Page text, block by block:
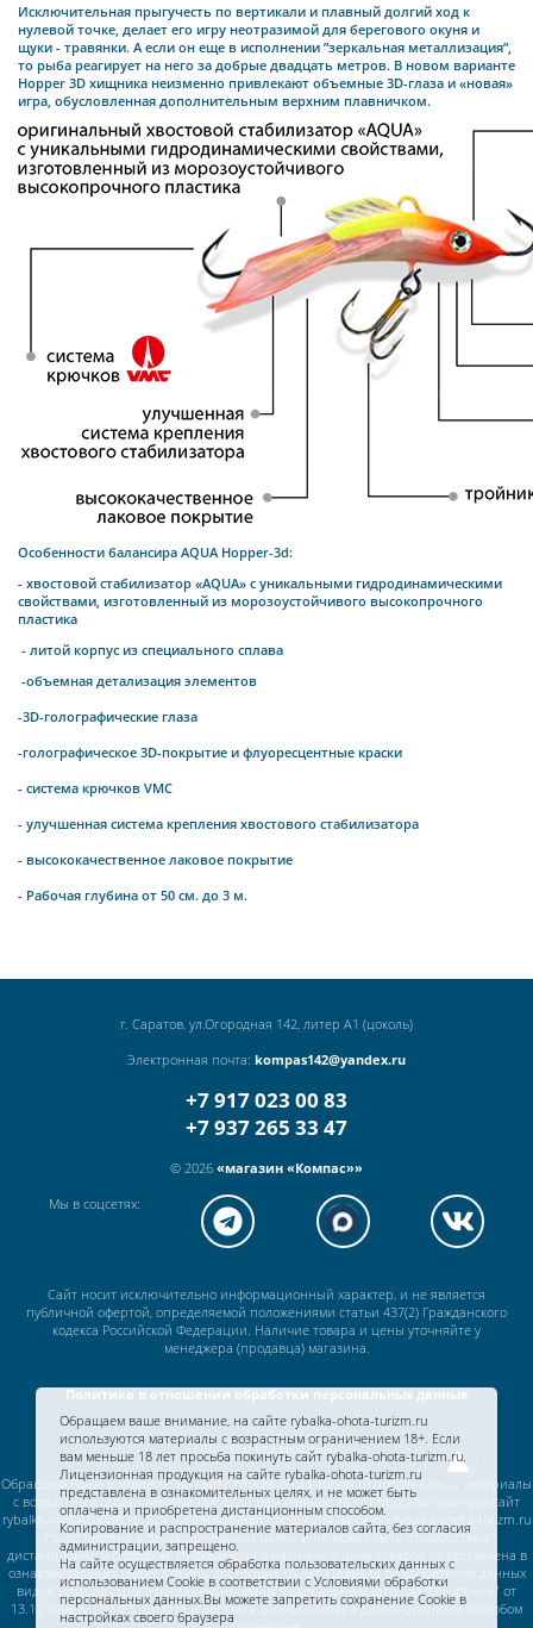
Исключительная прыгучесть по вертикали и плавный долгий ход к
нулевой точке, делает его игру неотразимой для берегового окуня и
щуки - травянки. А если он еще в исполнении ”зеркальная металлизация”,
то рыба реагирует на него за добрые двадцать метров. В новом варианте
Hopper 3D хищника неизменно привлекают объемные 3D-глаза и «новая»
игра, обусловленная дополнительным верхним плавничком.
Особенности балансира AQUA Hopper-3d:
- хвостовой стабилизатор «AQUA» с уникальными гидродинамическими
свойствами, изготовленный из морозоустойчивого высокопрочного
пластика
- литой корпус из специального сплава
-объемная детализация элементов
-3D-голографические глаза
-голографическое 3D-покрытие и флуоресцентные краски
- система крючков VMC
- улучшенная система крепления хвостового стабилизатора
- высококачественное лаковое покрытие
- Рабочая глубина от 50 см. до 3 м.
г. Саратов, ул.Огородная 142, литер А1 (цоколь)
Электронная почта: kompas142@yandex.ru
+7 917 023 00 83
+7 937 265 33 47
© 2026 «магазин «Компас»»
Мы в соцсетях:
Сайт носит исключительно информационный характер, и не является
публичной офертой, определяемой положениями статьи 437(2) Гражданского
кодекса Российской Федерации. Наличие товара и цены уточняйте у
менеджера (продавца) магазина.
Политика в отношении обработки персональных данных
Работаем без выходных
Обращаем Ваше внимание, на сайте rybalka-ohota-turizm.ru используются материалы
с возрастным ограничением 18+. Если Вам меньше 18 лет просьба покинуть сайт
rybalka-ohota-turizm.ru. Вся лицензионная продукция на сайте rybalka-ohota-turizm.ru
представлена в ознакомительных целях, и не может быть приобретена
дистанционным способом. Информация о наличии и цене товаров представлена в
ознакомительных целях для лиц достигших 18 лет. Правила приобретения данных
видов товаров строго регламентированы Федеральным законом "Об оружии" от
13.12.1996 N 150-ФЗ. Оплата и доставка данного товара дистанционным способом
Обращаем ваше внимание, на сайте rybalka-ohota-turizm.ru
используются материалы с возрастным ограничением 18+. Если
вам меньше 18 лет просьба покинуть сайт rybalka-ohota-turizm.ru.
Лицензионная продукция на сайте rybalka-ohota-turizm.ru
представлена в ознакомительных целях, и не может быть
оплачена и приобретена дистанционным способом.
Копирование и распространение материалов сайта, без согласия
администрации, запрещено.
На сайте осуществляется обработка пользовательских данных с
использованием Cookie в соответствии c Условиями обработки
персональных данных.Вы можете запретить сохранение Cookie в
настройках своего браузера